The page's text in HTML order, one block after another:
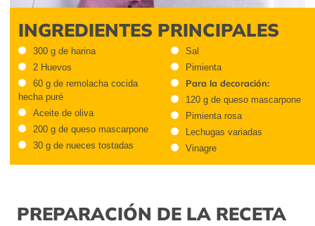
INGREDIENTES PRINCIPALES
300 g de harina
2 Huevos
60 g de remolacha cocida
hecha puré
Aceite de oliva
200 g de queso mascarpone
30 g de nueces tostadas
Sal
Pimienta
Para la decoración:
120 g de queso mascarpone
Pimienta rosa
Lechugas variadas
Vinagre
PREPARACIÓN DE LA RECETA